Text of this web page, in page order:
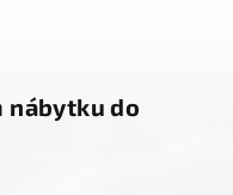
nábytku do